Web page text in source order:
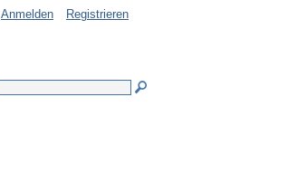
Anmelden Registrieren